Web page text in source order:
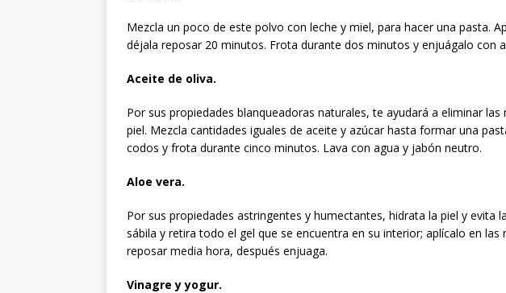
Mezcla un poco de este polvo con leche y miel, para hacer una pasta.
déjala reposar 20 minutos. Frota durante dos minutos y enjuágalo con
Aceite de oliva.
Por sus propiedades blanqueadoras naturales, te ayudará a eliminar
piel. Mezcla cantidades iguales de aceite y azúcar hasta formar una
codos y frota durante cinco minutos. Lava con agua y jabón neutro.
Aloe vera.
Por sus propiedades astringentes y humectantes, hidrata la piel y evita
sábila y retira todo el gel que se encuentra en su interior; aplícalo en las
reposar media hora, después enjuaga.
Vinagre y yogur.